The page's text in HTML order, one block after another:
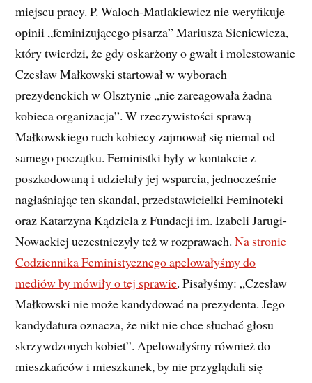
miejscu pracy. P. Waloch-Matlakiewicz nie weryfikuje
opinii „feminizującego pisarza” Mariusza Sieniewicza,
który twierdzi, że gdy oskarżony o gwałt i molestowanie
Czesław Małkowski startował w wyborach
prezydenckich w Olsztynie „nie zareagowała żadna
kobieca organizacja”. W rzeczywistości sprawą
Małkowskiego ruch kobiecy zajmował się niemal od
samego początku. Feministki były w kontakcie z
poszkodowaną i udzielały jej wsparcia, jednocześnie
nagłaśniając ten skandal, przedstawicielki Feminoteki
oraz Katarzyna Kądziela z Fundacji im. Izabeli Jarugi-
Nowackiej uczestniczyły też w rozprawach.Na stronie
Codziennika Feministycznego apelowałyśmy do
mediów by mówiły o tej sprawie. Pisałyśmy: „Czesław
Małkowski nie może kandydować na prezydenta. Jego
kandydatura oznacza, że nikt nie chce słuchać głosu
skrzywdzonych kobiet”. Apelowałyśmy również do
mieszkańców i mieszkanek, by nie przyglądali się